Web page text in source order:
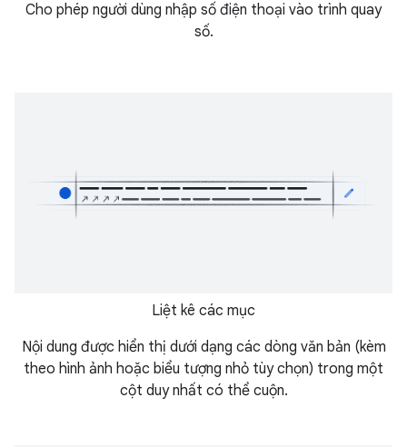
Cho phép người dùng nhập số điện thoại vào trình quay
số.
Liệt kê các mục
Nội dung được hiển thị dưới dạng các dòng văn bản (kèm
theo hình ảnh hoặc biểu tượng nhỏ tùy chọn) trong một
cột duy nhất có thể cuộn.